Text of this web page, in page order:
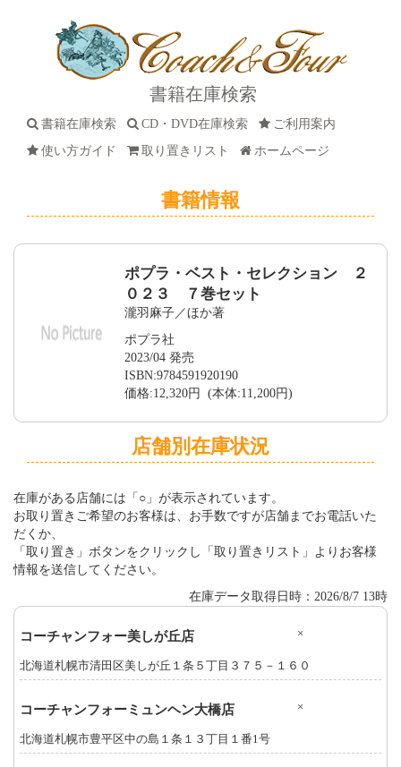
書籍在庫検索
書籍在庫検索 CD・DVD在庫検索
ご利用案内
使い方ガイド
取り置きリスト ホームページ
書籍情報
ポプラ・ベスト・セレクション ２
０２３ ７巻セット
瀧羽麻子／ほか著
ポプラ社
2023/04 発売
ISBN:9784591920190
価格:12,320円 (本体:11,200円)
店舗別在庫状況
在庫がある店舗には「○」が表示されています。
お取り置きご希望のお客様は、お手数ですが店舗までお電話いた
だくか、
「取り置き」ボタンをクリックし「取り置きリスト」よりお客様
情報を送信してください。
在庫データ取得日時：2026/8/7 13時
コーチャンフォー美しが丘店 ×
北海道札幌市清田区美しが丘１条５丁目３７５－１６０
コーチャンフォーミュンヘン大橋店 ×
北海道札幌市豊平区中の島１条１３丁目１番1号